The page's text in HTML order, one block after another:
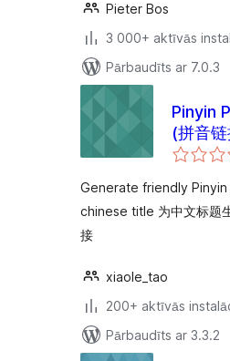
Pieter Bos
3 000+ aktīvās
Pārbaudīts ar 7.0.3
Pinyin
(拼音
Generate friendly
chinese title 为中文标题
接
xiaole_tao
200+ aktīvās
Pārbaudīts ar 3.3.2